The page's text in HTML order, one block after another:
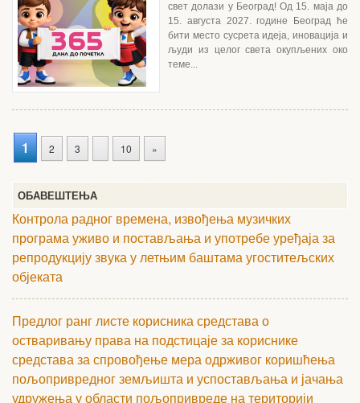
свет долази у Београд! Од 15. маја до
15. августа 2027. године Београд ће
бити место сусрета идеја, иновација и
људи из целог света окупљених око
теме...
1 2 3 10 »
ОБАВЕШТЕЊА
Контрола радног времена, извођења музичких
програма уживо и постављања и употребе уређаја за
репродукцију звука у летњим баштама угоститељских
објеката
Предлог ранг листе корисника средстава о
остваривању права на подстицаје за кориснике
средстава за спровођење мера одрживог коришћења
пољопривредног земљишта и успостављања и јачања
удружења у области пољопривреде на територији